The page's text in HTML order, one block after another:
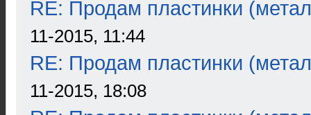
RE: Продам пластинки
11-2015, 11:44
RE: Продам пластинки
11-2015, 18:08